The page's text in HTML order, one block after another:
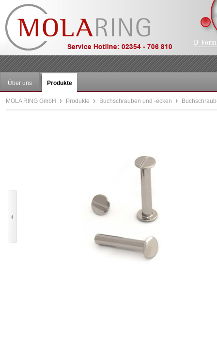
Über uns Produkte
MOLA RING GmbH Produkte Buchschrauben und -ecken